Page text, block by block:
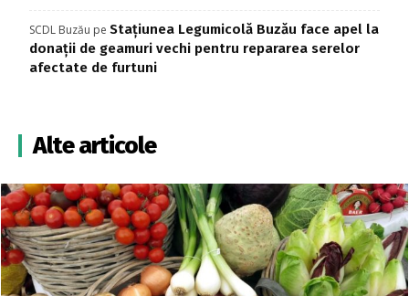
SCDL Buzău pe Stațiunea Legumicolă Buzău face apel la
donații de geamuri vechi pentru repararea serelor
afectate de furtuni
Alte articole